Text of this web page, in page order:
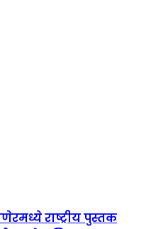
राष्ट्रीय पुस्तक